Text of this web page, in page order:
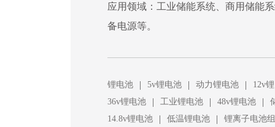
应用领域：工业储能系统、商用储能
备电源等。
锂电池 | 5v锂电池 | 动力锂电池 |
12v
36v锂电池
| 工业锂电池 | 48v锂电池 |
14.8v锂电池
| 低温锂电池 |
锂离子电池组